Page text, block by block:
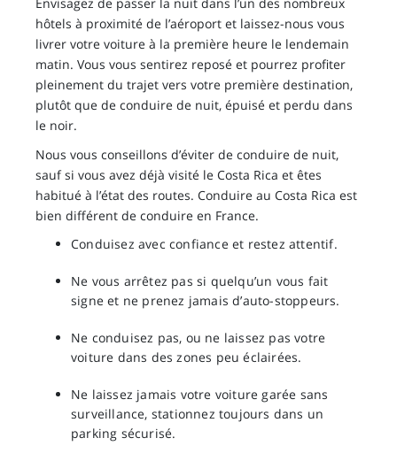
hôtels à proximité de l’aéroport et laissez-nous vous
livrer votre voiture à la première heure le lendemain
matin. Vous vous sentirez reposé et pourrez profiter
pleinement du trajet vers votre première destination,
plutôt que de conduire de nuit, épuisé et perdu dans
le noir.
Nous vous conseillons d’éviter de conduire de nuit,
sauf si vous avez déjà visité le Costa Rica et êtes
habitué à l’état des routes. Conduire au Costa Rica est
bien différent de conduire en France.
Conduisez avec confiance et restez attentif.
Ne vous arrêtez pas si quelqu’un vous fait
signe et ne prenez jamais d’auto-stoppeurs.
Ne conduisez pas, ou ne laissez pas votre
voiture dans des zones peu éclairées.
Ne laissez jamais votre voiture garée sans
surveillance, stationnez toujours dans un
parking sécurisé.